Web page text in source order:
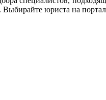
юриста на